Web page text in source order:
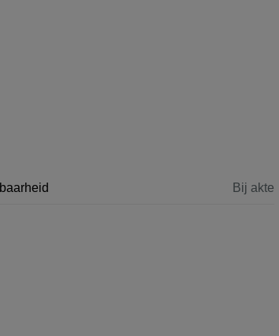
Bij akte